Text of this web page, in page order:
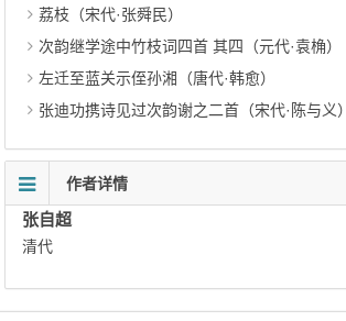
荔枝（宋代·张舜民）
次韵继学途中竹枝词四首 其四（元代·袁桷）
左迁至蓝关示侄孙湘（唐代·韩愈）
张迪功携诗见过次韵谢之二首（宋代·陈与义）
作者详情
张自超
清代